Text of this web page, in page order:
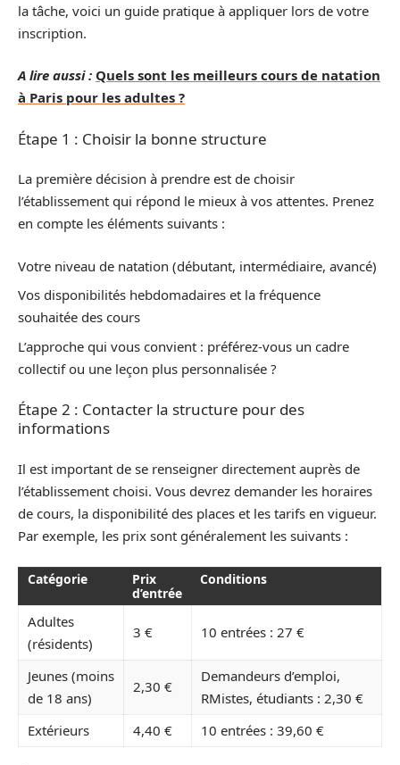
la tâche, voici un guide pratique à appliquer lors de votre
inscription.
A lire aussi : Quels sont les meilleurs cours de natation
à Paris pour les adultes ?
Étape 1 : Choisir la bonne structure
La première décision à prendre est de choisir
l’établissement qui répond le mieux à vos attentes. Prenez
en compte les éléments suivants :
Votre niveau de natation (débutant, intermédiaire, avancé)
Vos disponibilités hebdomadaires et la fréquence
souhaitée des cours
L’approche qui vous convient : préférez-vous un cadre
collectif ou une leçon plus personnalisée ?
Étape 2 : Contacter la structure pour des
informations
Il est important de se renseigner directement auprès de
l’établissement choisi. Vous devrez demander les horaires
de cours, la disponibilité des places et les tarifs en vigueur.
Par exemple, les prix sont généralement les suivants :
Catégorie
Prix
d’entrée
Conditions
Adultes
(résidents)
3 € 10 entrées : 27 €
Jeunes (moins
de 18 ans)
2,30 €
Demandeurs d’emploi,
RMistes, étudiants : 2,30 €
Extérieurs
4,40 € 10 entrées : 39,60 €